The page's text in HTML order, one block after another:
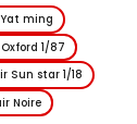
ming
1/87
Sun star 1/18
Noire